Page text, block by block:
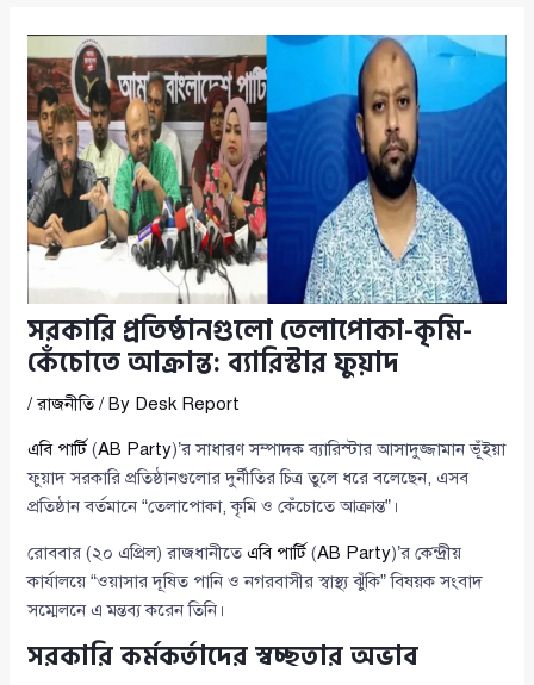
সরকারি প্রতিষ্ঠানগুলো তেলাপোকা-কৃমি-
কেঁচোতে আক্রান্ত: ব্যারিস্টার ফুয়াদ
/রাজনীতি/ By Desk Report
এবি পার্টি (AB Party)’র সাধারণ সম্পাদক ব্যারিস্টার আসাদুজ্জামান ভূঁইয়া
ফুয়াদ সরকারি প্রতিষ্ঠানগুলোর দুর্নীতির চিত্র তুলে ধরে বলেছেন, এসব
প্রতিষ্ঠান বর্তমানে “তেলাপোকা, কৃমি ও কেঁচোতে আক্রান্ত”।
রোববার (২০ এপ্রিল) রাজধানীতেএবি পার্টি (AB Party)’র কেন্দ্রীয়
কার্যালয়ে “ওয়াসার দূষিত পানি ও নগরবাসীর স্বাস্থ্য ঝুঁকি” বিষয়ক সংবাদ
সম্মেলনে এ মন্তব্য করেন তিনি।
সরকারি কর্মকর্তাদের স্বচ্ছতার অভাব